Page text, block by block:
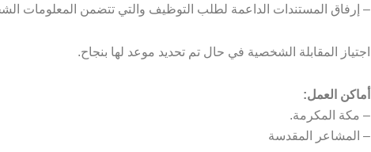
– إرفاق المستندات الداعمة لطلب التوظيف والتي تتضمن المعلومات
اجتياز المقابلة الشخصية في حال تم تحديد موعد لها بنجاح.
أماكن العمل:
– مكة المكرمة.
– المشاعر المقدسة